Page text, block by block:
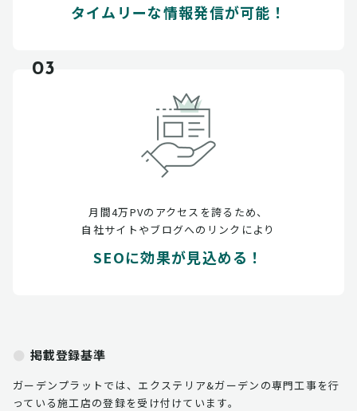
タイムリーな情報発信が可能！
03
月間4万PVのアクセスを誇るため、
自社サイトやブログへのリンクにより
SEOに効果が見込める！
掲載登録基準
ガーデンプラットでは、エクステリア&ガーデンの専門工事を行
っている施工店の登録を受け付けています。